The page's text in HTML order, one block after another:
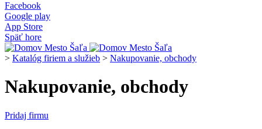
Facebook
Google play
App Store
Späť hore
> Katalóg firiem a služieb > Nakupovanie, obchody
Nakupovanie, obchody
Pridaj firmu